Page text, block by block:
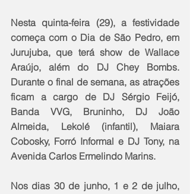
Nesta quinta-feira (29), a festividade
começa com o Dia de São Pedro, em
Jurujuba, que terá show de Wallace
Araújo, além do DJ Chey Bombs.
Durante o final de semana, as atrações
ficam a cargo de DJ Sérgio Feijó,
Banda VVG, Bruninho, DJ João
Almeida, Lekolé (infantil), Maiara
Cobosky, Forró Informal e DJ Tony, na
Avenida Carlos Ermelindo Marins.
Nos dias 30 de junho, 1 e 2 de julho,